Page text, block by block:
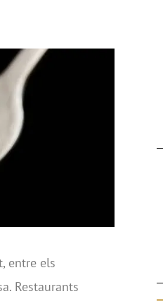
entre els
Restaurants